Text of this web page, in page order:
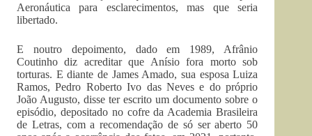
Aeronáutica para esclarecimentos, mas que seria
libertado.
E noutro depoimento, dado em 1989, Afrânio
Coutinho diz acreditar que Anísio fora morto sob
torturas. E diante de James Amado, sua esposa Luiza
Ramos, Pedro Roberto Ivo das Neves e do próprio
João Augusto, disse ter escrito um documento sobre o
episódio, depositado no cofre da Academia Brasileira
de Letras, com a recomendação de só ser aberto 50